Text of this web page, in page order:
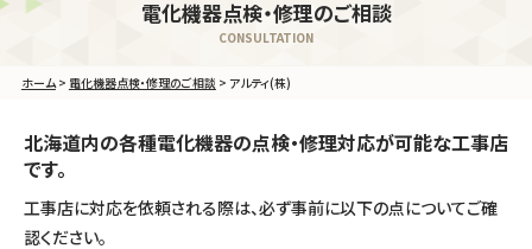
ホーム> 電化機器点検・修理のご相談 > アルティ(株)
北海道内の各種電化機器の点検・修理対応が可能な工事店
です。
工事店に対応を依頼される際は、必ず事前に以下の点についてご確
認ください。